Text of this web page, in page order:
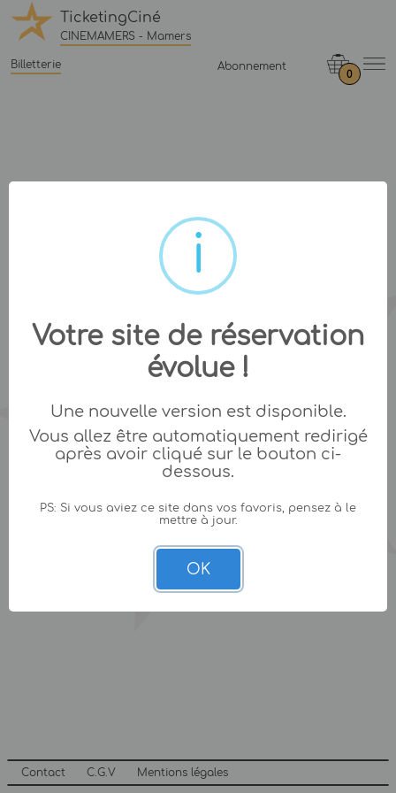
TicketingCiné
CINEMAMERS - Mamers
Billetterie Abonnement
0
Contact C.G.V Mentions légales
Votre site de réservation
évolue !
Une nouvelle version est disponible.
Vous allez être automatiquement redirigé
après avoir cliqué sur le bouton ci-
dessous.
PS: Si vous aviez ce site dans vos favoris, pensez à le
mettre à jour.
OK